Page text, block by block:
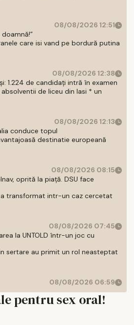
08/08/2026 12:51
care isi vand pe bordură putina
08/08/2026 12:38
1.224 de candidați intră în examen
de liceu din Iasi * un
08/08/2026 12:13
conduce topul
destinatie europeană
08/08/2026 08:15
oprită la piață. DSU face
transformat intr-un caz cercetat
08/08/2026 07:45
la UNTOLD într-un joc cu
sertare au primit un rol neasteptat
08/08/2026 06:59
pentru sex oral!